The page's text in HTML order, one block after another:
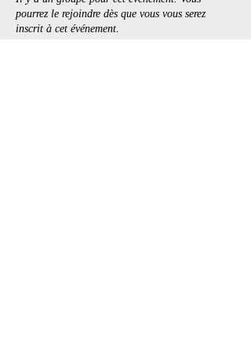
pourrez le rejoindre dès que vous vous serez
inscrit à cet événement.